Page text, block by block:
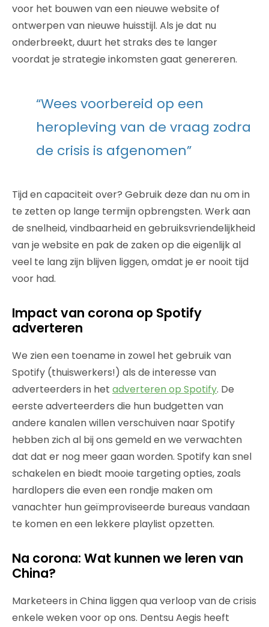
voor het bouwen van een nieuwe website of
ontwerpen van nieuwe huisstijl. Als je dat nu
onderbreekt, duurt het straks des te langer
voordat je strategie inkomsten gaat genereren.
“Wees voorbereid op een
heropleving van de vraag zodra
de crisis is afgenomen”
Tijd en capaciteit over? Gebruik deze dan nu om in
te zetten op lange termijn opbrengsten. Werk aan
de snelheid, vindbaarheid en gebruiksvriendelijkheid
van je website en pak de zaken op die eigenlijk al
veel te lang zijn blijven liggen, omdat je er nooit tijd
voor had.
Impact van corona op Spotify
adverteren
We zien een toename in zowel het gebruik van
Spotify (thuiswerkers!) als de interesse van
adverteerders in het adverteren op Spotify. De
eerste adverteerders die hun budgetten van
andere kanalen willen verschuiven naar Spotify
hebben zich al bij ons gemeld en we verwachten
dat dat er nog meer gaan worden. Spotify kan snel
schakelen en biedt mooie targeting opties, zoals
hardlopers die even een rondje maken om
vanachter hun geïmproviseerde bureaus vandaan
te komen en een lekkere playlist opzetten.
Na corona: Wat kunnen we leren van
China?
Marketeers in China liggen qua verloop van de crisis
enkele weken voor op ons. Dentsu Aegis heeft